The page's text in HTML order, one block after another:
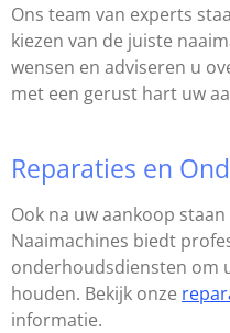
Ons team van experts
kiezen van de juiste
wensen en adviseren u
met een gerust hart uw
Reparaties en
Ook na uw aankoop
Naaimachines biedt
onderhoudsdiensten om
houden. Bekijk onze
informatie.